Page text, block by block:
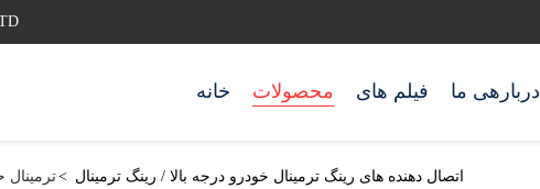
خانه محصولات فیلم های دربارهی ما
ترمینال> اتصال دهنده های رینگ ترمینال خودرو درجه بالا / رینگ ترمینال